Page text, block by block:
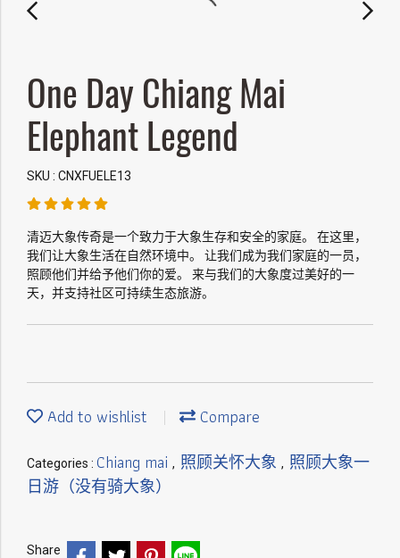
One Day Chiang Mai
Elephant Legend
SKU : CNXFUELE13
清迈大象传奇是一个致力于大象生存和安全的家庭。 在这里，
我们让大象生活在自然环境中。 让我们成为我们家庭的一员，
照顾他们并给予他们你的爱。 来与我们的大象度过美好的一
天，并支持社区可持续生态旅游。
Add to wishlist Compare
Categories : Chiang mai , 照顾关怀大象 , 照顾大象一
日游（没有骑大象）
Share